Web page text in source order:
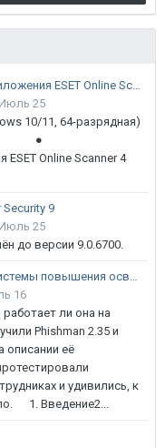
Новая версия бесплатного приложения ESET Online Scanner доступна пользователям
Июль 25
10/11, 64-разрядная)
Online Scanner 4
Security 9
Июль 25
до версии 9.0.6700.
Тестирование Phishman 2.35, системы повышения осведомлённости пользователей в сфере ИБ
16
ли она на
Phishman 2.35 и
описании её
и удивились, к
1. Введение2...